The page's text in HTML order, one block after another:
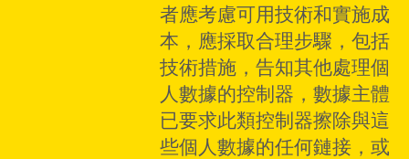
者應考慮可用技術和實施成
本，應採取合理步驟，包括
技術措施，告知其他處理個
人數據的控制器，數據主體
已要求此類控制器擦除與這
些個人數據的任何鏈接，或